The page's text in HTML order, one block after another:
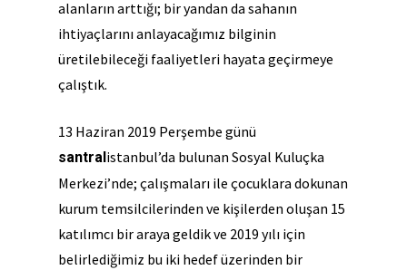
alanların arttığı; bir yandan da sahanın
ihtiyaçlarını anlayacağımız bilginin
üretilebileceği faaliyetleri hayata geçirmeye
çalıştık.
13 Haziran 2019 Perşembe günü
santral istanbul’da bulunan Sosyal Kuluçka
Merkezi’nde; çalışmaları ile çocuklara dokunan
kurum temsilcilerinden ve kişilerden oluşan 15
katılımcı bir araya geldik ve 2019 yılı için
belirlediğimiz bu iki hedef üzerinden bir